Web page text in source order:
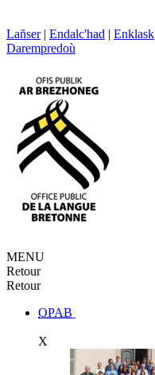
Lañser | Endalc'had | Enklask
Darempredoù
MENU
Retour
Retour
OPAB
X